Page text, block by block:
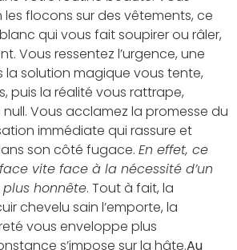
flocons sur des vêtements, ce
qui vous fait soupirer ou râler,
Vous ressentez l’urgence, une
la solution magique vous tente,
puis la réalité vous rattrape,
Vous acclamez la promesse du
immédiate qui rassure et
son côté fugace. En effet, ce
vite face à la nécessité d’un
honnête. Tout à fait, la
chevelu sain l’emporte, la
vous enveloppe plus
s’impose sur la hâte.Au